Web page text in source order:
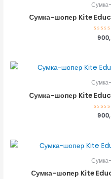
Сумка-шопер Kite
Сумка-шопер Kite
Сумка-шопер Kite